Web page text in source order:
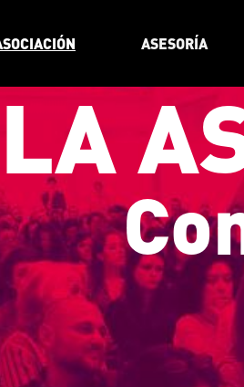
ASESORÍA
LA
Co